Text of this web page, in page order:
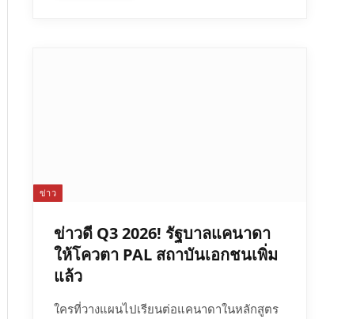
ข่าว
ข่าวดี Q3 2026! รัฐบาลแคนาดา
ให้โควตา PAL สถาบันเอกชนเพิ่ม
แล้ว
ใครที่วางแผนไปเรียนต่อแคนาดาในหลักสูตร